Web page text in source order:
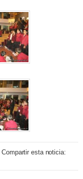
Compartir esta noticia: